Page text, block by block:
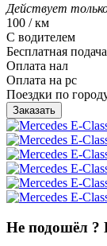
Действует
100 / км
С водителем
Бесплатная подача
Оплата нал
Оплата на рс
Поездки по
Заказать
Не подошёл ?